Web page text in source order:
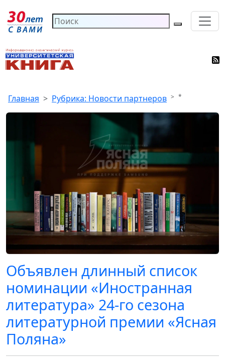
Главная Рубрика: Новости партнеров *
Объявлен длинный список
номинации «Иностранная
литература» 24-го сезона
литературной премии «Ясная
Поляна»